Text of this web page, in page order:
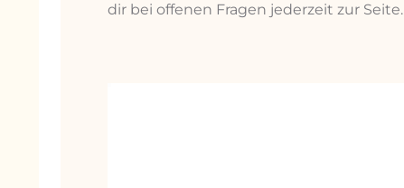
dir bei offenen Fragen jederzeit zur Seite.